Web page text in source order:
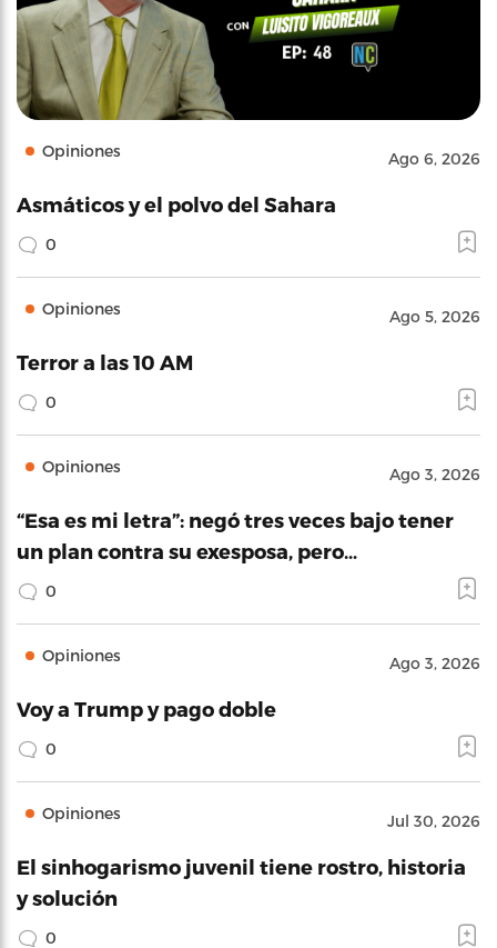
Opiniones Ago 6, 2026
Asmáticos y el polvo del Sahara
0
Opiniones Ago 5, 2026
Terror a las 10 AM
0
Opiniones Ago 3, 2026
“Esa es mi letra”: negó tres veces bajo tener
un plan contra su exesposa, pero…
0
Opiniones Ago 3, 2026
Voy a Trump y pago doble
0
Opiniones Jul 30, 2026
El sinhogarismo juvenil tiene rostro, historia
y solución
0